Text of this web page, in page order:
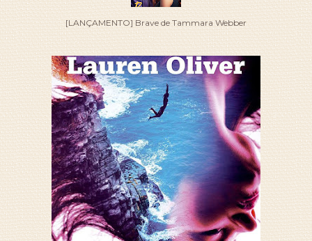
[LANÇAMENTO] Brave de Tammara Webber